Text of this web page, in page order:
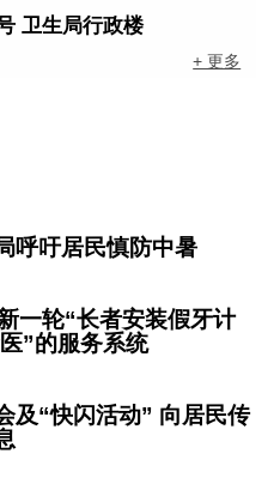
卫生局行政楼
+ 更多
吁居民慎防中暑
一轮“长者安装假牙计
”的服务系统
及“快闪活动” 向居民传